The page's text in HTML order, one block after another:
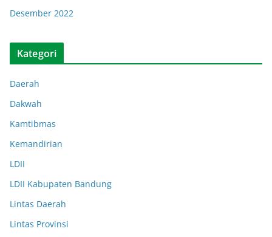
Desember 2022
Kategori
Daerah
Dakwah
Kamtibmas
Kemandirian
LDII
LDII Kabupaten Bandung
Lintas Daerah
Lintas Provinsi